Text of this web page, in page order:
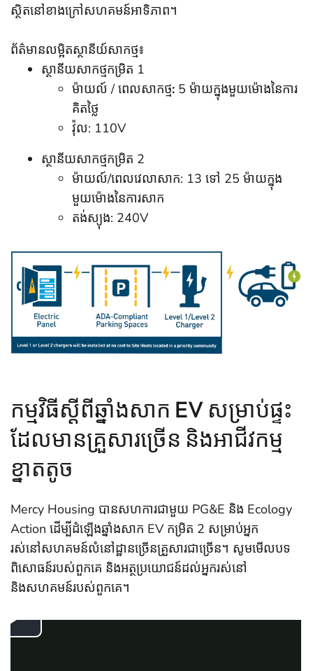
ស្ថិតនៅខាងក្រៅសហគមន៍អាទិភាព។
ព័ត៌មានលម្អិតស្ថានីយ៍សាកថ្ម៖
ស្ថានីយសាកថ្មកម្រិត 1
ម៉ាយល៍ / ពេលសាកថ្ម: 5 ម៉ាយក្នុងមួយម៉ោងនៃការ
គិតថ្លៃ
វ៉ុល: 110V
ស្ថានីយសាកថ្មកម្រិត 2
ម៉ាយល៍/ពេលវេលាសាក: 13 ទៅ 25 ម៉ាយក្នុង
មួយម៉ោងនៃការសាក
តង់ស្យុង: 240V
កម្មវិធីស្ដីពីឆ្នាំងសាក EV សម្រាប់ផ្ទះ
ដែលមានគ្រួសារច្រើន និងអាជីវកម្ម
ខ្នាតតូច
Mercy Housing បានសហការជាមួយ PG&E និង Ecology
Action ដើម្បីដំឡើងឆ្នាំងសាក EV កម្រិត 2 សម្រាប់អ្នក
រស់នៅសហគមន៍លំនៅដ្ឋានច្រើនគ្រួសារជាច្រើន។ សូមមើលបទ
ពិសោធន៍របស់ពួកគេ និងអត្ថប្រយោជន៍ដល់អ្នករស់នៅ
និងសហគមន៍របស់ពួកគេ។